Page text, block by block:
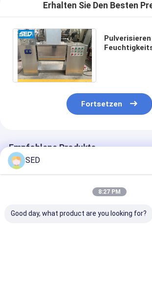
Erhalten Sie Den Besten
Fortsetzen
Empfohlene Produkte
SED
8:27 PM
Good day, what product are you looking for?